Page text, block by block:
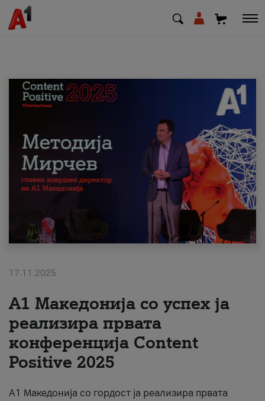
МК EN
Приватни Деловни
Поддршка
Надополни кредит
#ПодобарОнлајн
17.11.2025
А1 Македонија со успех ја
реализира првата
конференција Content
Positive 2025
А1 Македонија со гордост ја реализира првата